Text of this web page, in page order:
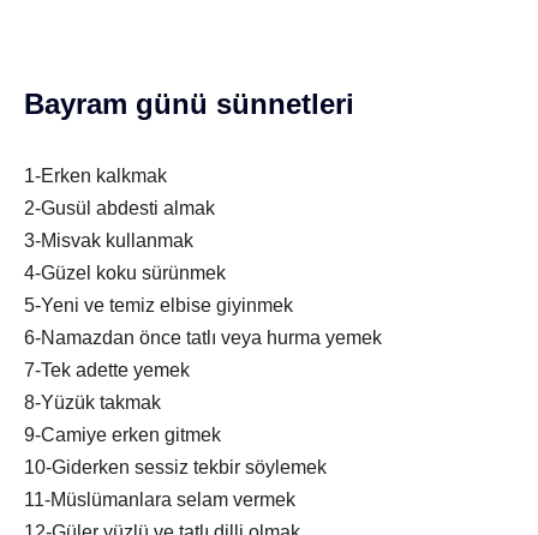
Bayram günü sünnetleri
1-Erken kalkmak
2-Gusül abdesti almak
3-Misvak kullanmak
4-Güzel koku sürünmek
5-Yeni ve temiz elbise giyinmek
6-Namazdan önce tatlı veya hurma yemek
7-Tek adette yemek
8-Yüzük takmak
9-Camiye erken gitmek
10-Giderken sessiz tekbir söylemek
11-Müslümanlara selam vermek